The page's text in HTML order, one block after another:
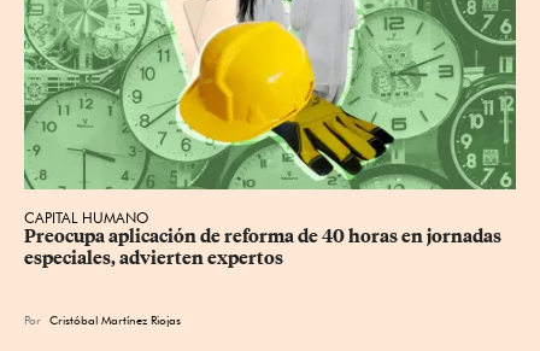
CAPITAL HUMANO
Preocupa aplicación de reforma de 40 horas en jornadas
especiales, advierten expertos
Por Cristóbal Martínez Riojas